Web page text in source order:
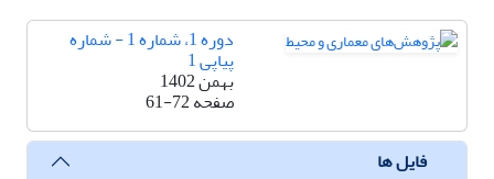
دوره 1، شماره 1 - شماره
پیاپی 1
بهمن 1402
صفحه61-72
فایل ها